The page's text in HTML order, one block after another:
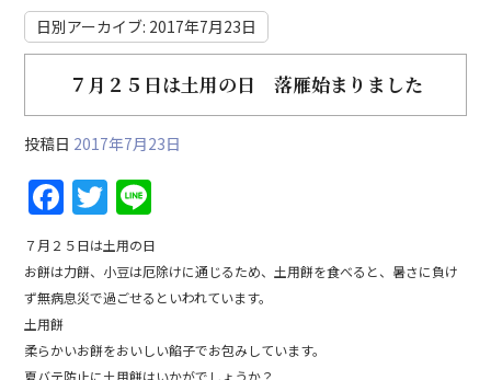
日別アーカイブ: 2017年7月23日
７月２５日は土用の日 落雁始まりました
投稿日 2017年7月23日
F
a
c
e
b
T
w
itt
er
n
e
７月２５日は土用の日
お餅は力餅、小豆は厄除けに通じるため、土用餅を食べると、暑さに負け
ず無病息災で過ごせるといわれています。
土用餅
柔らかいお餅をおいしい餡子でお包みしています。
夏バテ防止に土用餅はいかがでしょうか？